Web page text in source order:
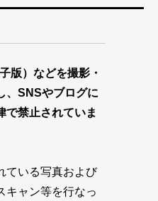
版）などを撮影・
、SNSやブログに
で禁止されていま
ている写真および
キャン等を行なっ